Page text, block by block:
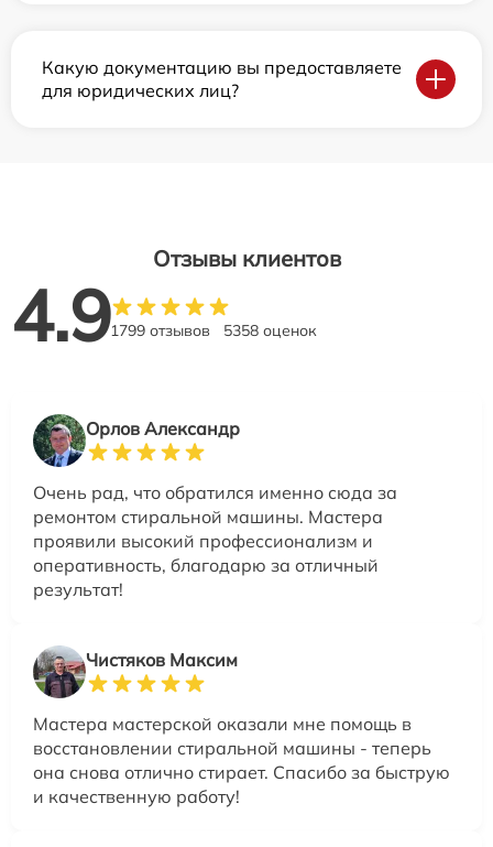
Какую документацию вы предоставляете
для юридических лиц?
Отзывы клиентов
4.91799 отзывов 5358 оценок
Орлов Александр
Очень рад, что обратился именно сюда за
ремонтом стиральной машины. Мастера
проявили высокий профессионализм и
оперативность, благодарю за отличный
результат!
Чистяков Максим
Мастера мастерской оказали мне помощь в
восстановлении стиральной машины - теперь
она снова отлично стирает. Спасибо за быструю
и качественную работу!